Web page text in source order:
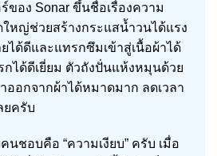
ของ Sonar ขึ้นชื่อเรื่องความ
หญ่ช่วยสร้างกระแสน้ำวนได้แรง
ได้ดีและแทรกซึมเข้าสู่เนื้อผ้าได้
ได้ดีเยี่ยม ตัวถังปั่นแห้งหมุนด้วย
ออกจากผ้าได้หมาดมาก ลดเวลา
ยครับ
ชอบคือ “ความเงียบ” ครับ เมื่อ